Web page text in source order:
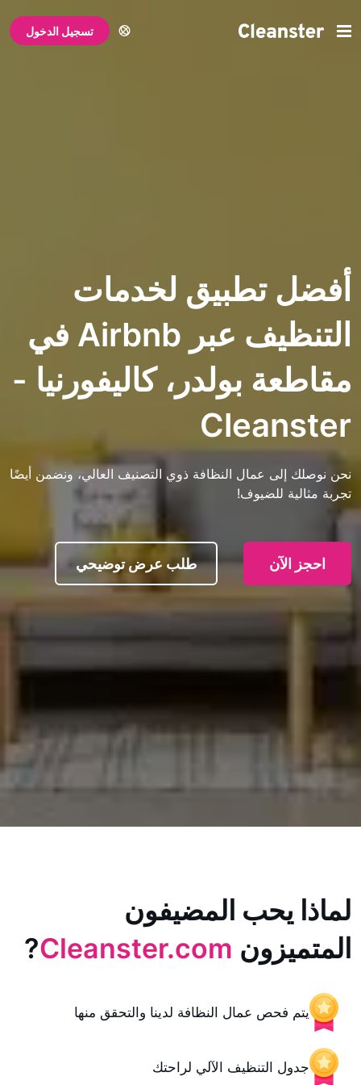
تسجيل الدخول
تطبيق لخدمات
التنظيف عبر Airbnb في
بولدر، كاليفورنيا -
عمال النظافة ذوي التصنيف العالي، ونضمن أيضًا
للضيوف!
طلب عرض توضيحي
المضيفون
Cleanster.com
?
عمال النظافة لدينا والتحقق منها
التنظيف الآلي لراحتك